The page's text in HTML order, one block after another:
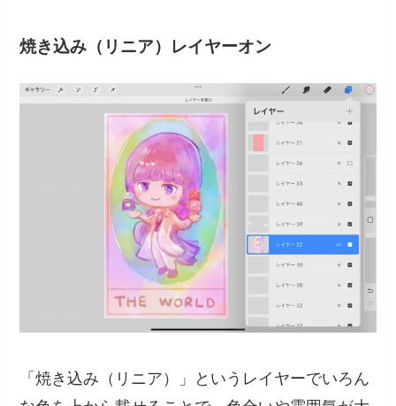
焼き込み（リニア）レイヤーオン
「焼き込み（リニア）」というレイヤーでいろん